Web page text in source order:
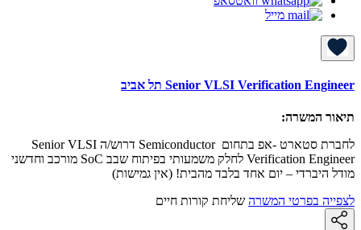
מייל
Senior VLSI Verification Engineer תל אביב
תיאור המשרה:
לחברת סטארט -אפ בתחום Semiconductor דרוש/ה Senior VLSI
Verification Engineer לחלק משמעותי בפיתוח שבב SoC מורכב וחדשני
מודל היברדי – יום אחד בלבד מהבית! (אין גמישות)
לצפייה בפרטי המשרה שליחת קורות חיים